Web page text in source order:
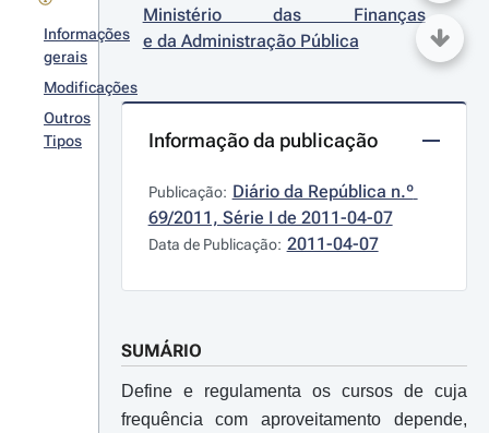
Informações
gerais
Modificações
Outros
Tipos
Ministério das Finanças
e da Administração Pública
Informação da publicação
Publicação: Diário da República n.º
69/2011, Série I de 2011-04-07
Data de Publicação: 2011-04-07
SUMÁRIO
Define e regulamenta os cursos de cuja
frequência com aproveitamento depende,